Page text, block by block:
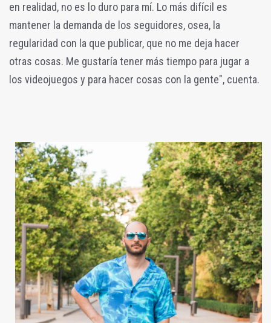
en realidad, no es lo duro para mí. Lo más difícil es
mantener la demanda de los seguidores, osea, la
regularidad con la que publicar, que no me deja hacer
otras cosas. Me gustaría tener más tiempo para jugar a
los videojuegos y para hacer cosas con la gente", cuenta.